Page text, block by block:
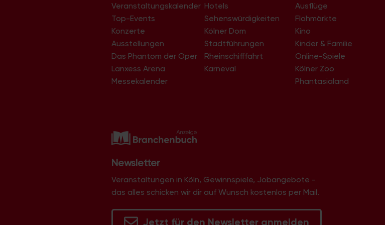
Veranstaltungskalender
Top-Events
Konzerte
Ausstellungen
Das Phantom der Oper
Lanxess Arena
Messekalender
Hotels
Sehenswürdigkeiten
Kölner Dom
Stadtführungen
Rheinschifffahrt
Karneval
Ausflüge
Flohmärkte
Kino
Kinder & Familie
Online-Spiele
Kölner Zoo
Phantasialand
Newsletter
Veranstaltungen in Köln, Gewinnspiele, Jobangebote -
das alles schicken wir dir auf Wunsch kostenlos per Mail.
Jetzt für den Newsletter anmelden